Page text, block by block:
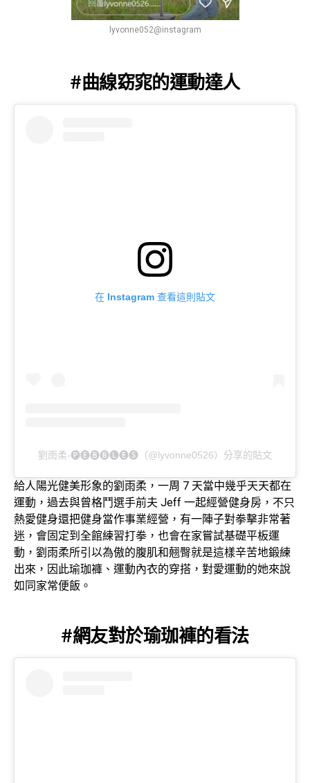
lyvonne052@instagram
#曲線窈窕的運動達人
在 Instagram 查看這則貼文
劉雨柔-🅟🅔🅑🅑🅛🅔🅢（@lyvonne0526）分享的貼文
給人陽光健美形象的劉雨柔，一周 7 天當中幾乎天天都在
運動，過去與曾格鬥選手前夫 Jeff 一起經營健身房，不只
熱愛健身還把健身當作事業經營，有一陣子對拳擊非常著
迷，會固定到全館練習打拳，也會在家嘗試基礎平板運
動，劉雨柔所引以為傲的腹肌和翹臀就是這樣辛苦地鍛練
出來，因此瑜珈褲、運動內衣的穿搭，對愛運動的她來說
如同家常便飯。
#網友對於瑜珈褲的看法